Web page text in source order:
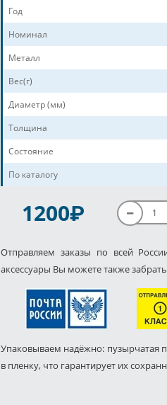
Год
Номинал
Металл
Вес(г)
Диаметр (мм)
Толщина
Состояние
По каталогу
1200P
Отправляем заказы по всей
аксессуары Вы можете также
Упаковываем надёжно: пузырчатая
в пленку, что гарантирует их